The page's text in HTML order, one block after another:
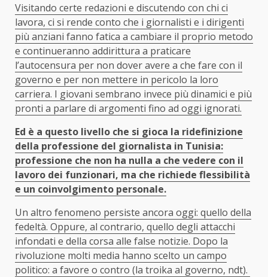
Visitando certe redazioni e discutendo con chi ci
lavora, ci si rende conto che i giornalisti e i dirigenti
più anziani fanno fatica a cambiare il proprio metodo
e continueranno addirittura a praticare
l’autocensura per non dover avere a che fare con il
governo e per non mettere in pericolo la loro
carriera. I giovani sembrano invece più dinamici e più
pronti a parlare di argomenti fino ad oggi ignorati.
Ed è a questo livello che si gioca la ridefinizione
della professione del giornalista in Tunisia:
professione che non ha nulla a che vedere con il
lavoro dei funzionari, ma che richiede flessibilità
e un coinvolgimento personale.
Un altro fenomeno persiste ancora oggi: quello della
fedeltà. Oppure, al contrario, quello degli attacchi
infondati e della corsa alle false notizie. Dopo la
rivoluzione molti media hanno scelto un campo
politico: a favore o contro (la troika al governo, ndt).